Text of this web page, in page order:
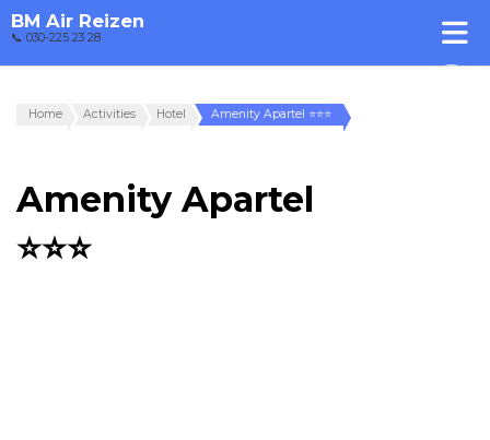
BM Air Reizen
📞 030-225 23 28
Home Activities Hotel Amenity Apartel ⭐⭐⭐
Amenity Apartel
⭐⭐⭐